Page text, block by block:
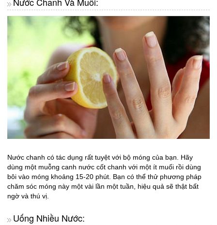
Nước chanh có tác dụng rất tuyệt với bộ móng của bạn. Hãy
dùng một muỗng canh nước cốt chanh với một ít muối rồi dùng
bôi vào móng khoảng 15-20 phút. Bạn có thể thử phương pháp
chăm sóc móng này một vài lần một tuần, hiệu quả sẽ thật bất
ngờ và thú vị.
Uống Nhiều Nước: